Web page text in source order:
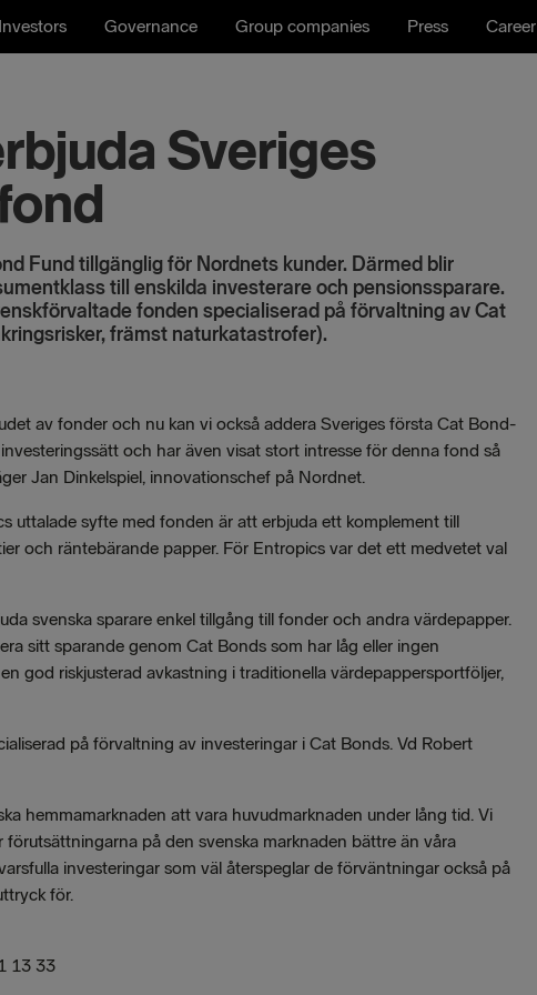
Investors Governance Group companies Press Career
Sveriges
Fund tillgänglig för Nordnets kunder. Därmed blir
till enskilda investerare och pensionssparare.
fonden specialiserad på förvaltning av Cat
främst naturkatastrofer).
av fonder och nu kan vi också addera Sveriges första Cat Bond-
och har även visat stort intresse för denna fond så
Jan Dinkelspiel, innovationschef på Nordnet.
uttalade syfte med fonden är att erbjuda ett komplement till
och räntebärande papper. För Entropics var det ett medvetet val
svenska sparare enkel tillgång till fonder och andra värdepapper.
sitt sparande genom Cat Bonds som har låg eller ingen
god riskjusterad avkastning i traditionella värdepappersportföljer,
på förvaltning av investeringar i Cat Bonds. Vd Robert
hemmamarknaden att vara huvudmarknaden under lång tid. Vi
på den svenska marknaden bättre än våra
investeringar som väl återspeglar de förväntningar också på
för.
13 33